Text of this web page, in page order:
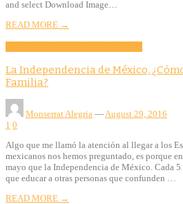
and select Download Image…
READ MORE →
La Independencia de México,
Familia?
Monserrat Alegria — August 29, 2016
1 0
Algo que me llamó la atención al llegar a los
mexicanos nos hemos preguntado, es porque
mayo que la Independencia de México. Cada
que educar a otras personas que confunden …
READ MORE →